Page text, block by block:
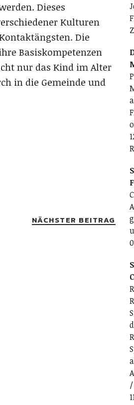
Dieses
Kulturen
Die
Basiskompetenzen
nur das Kind im Alter
in die Gemeinde und
NÄCHSTER BEITRAG